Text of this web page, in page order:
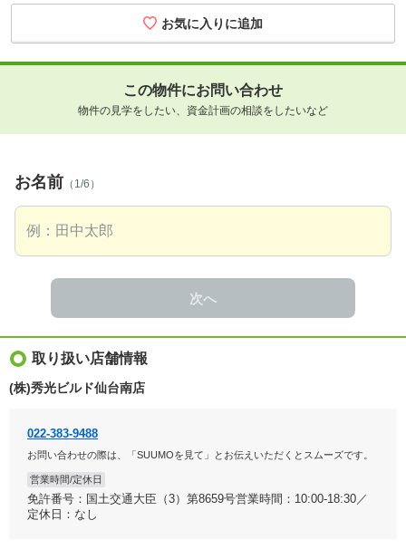
この物件にお問い合わせ
物件の見学をしたい、資金計画の相談をしたいなど
お名前 （1/6）
次へ
取り扱い店舗情報
(株)秀光ビルド仙台南店
022-383-9488
お問い合わせの際は、「SUUMOを見て」とお伝えいただくとスムーズです。
営業時間/定休日
免許番号：国土交通大臣（3）第8659号営業時間：10:00-18:30／
定休日：なし